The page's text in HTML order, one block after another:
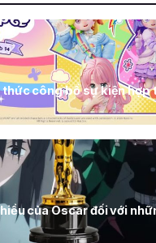
công bố sự kiện hợp
của Oscar đối với